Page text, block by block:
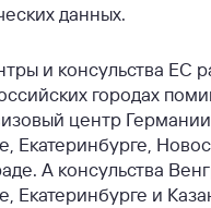
данных.
и консульства ЕС
городах
центр Германии
Екатеринбурге,
А консульства
Екатеринбурге и